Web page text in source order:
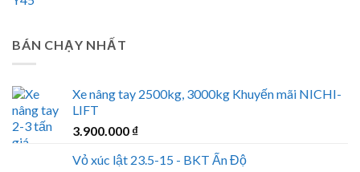
BÁN CHẠY NHẤT
Xe nâng tay 2500kg, 3000kg Khuyến mãi NICHI-
LIFT
3.900.000 ₫
Vỏ xúc lật 23.5-15 - BKT Ấn Độ